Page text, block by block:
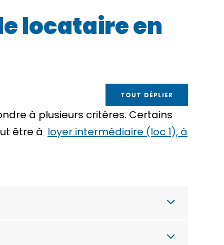
locataire en
TOUT DÉPLIER
à plusieurs critères. Certains
être à loyer intermédiaire (loc 1), à